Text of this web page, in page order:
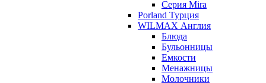
Серия Mira
Porland Турция
WILMAX Англия
Блюда
Бульонницы
Емкости
Менажницы
Молочники